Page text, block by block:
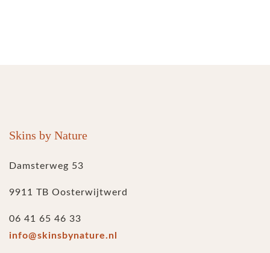
Skins by Nature
Damsterweg 53
9911 TB Oosterwijtwerd
06 41 65 46 33
info@skinsbynature.nl